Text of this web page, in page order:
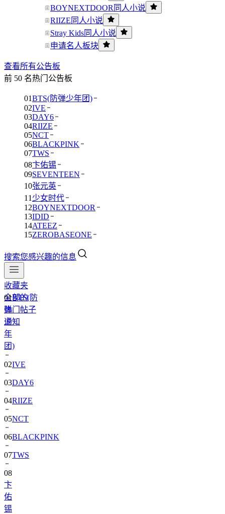
BOYNEXTDOOR同人小说
RIIZE同人小说
Stray Kids同人小说
申请名人板块
查看所有公告板
前 50 名热门公告板
01BTS(防弹少年团)
02IVE
03DAY6
04RIIZE
05NCT
06BLACKPINK
07TWS
08卞佑锡
09SEVENTEEN
10张元英
11 少女时代
12BOYNEXTDOOR
13IDID
14ATEEZ
15ZEROBASEONE
搜索您感兴趣的信息
收藏夹
全部的
热门帖子
通知
01BTS(防
弹
少
年
团)
02IVE
03DAY6
04RIIZE
05NCT
06BLACKPINK
07TWS
08
卞
佑
锡